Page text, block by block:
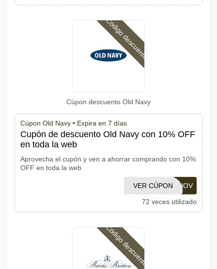
Código descuento
Cúpon descuento Old Navy
Cúpon Old Navy • Expira en 7 días
Cupón de descuento Old Navy con 10% OFF
en toda la web
Aprovecha el cupón y ven a ahorrar comprando con 10%
OFF en toda la web
ONOV
VER CÚPON
72 veces utilizado
Código descuento